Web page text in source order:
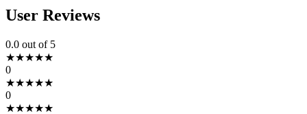
User Reviews
0.0 out of 5
★★★★★
0
★★★★★
0
★★★★★